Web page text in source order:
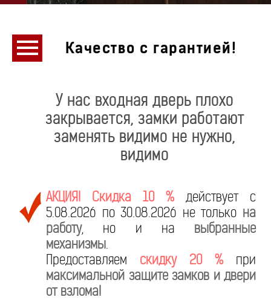
Качество с гарантией!
У нас входная дверь плохо
закрывается, замки работают
заменять видимо не нужно,
видимо
АКЦИЯ! Скидка 10 % действует с
5.08.2026 по 30.08.2026 не только на
работу, но и на выбранные
механизмы.
Предоставляем скидку 20 % при
максимальной защите замков и двери
от взлома!